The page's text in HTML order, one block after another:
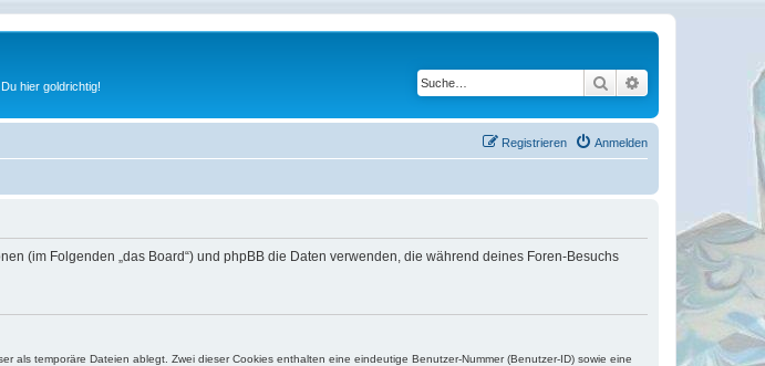
hier goldrichtig! Suche Erweiterte Suche
Anmelden
Registrieren
(im Folgenden „das Board“) und phpBB die Daten verwenden, die während deines Foren-Besuchs
temporäre Dateien ablegt. Zwei dieser Cookies enthalten eine eindeutige Benutzer-Nummer (Benutzer-ID) sowie eine